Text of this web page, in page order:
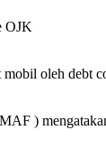
oleh
)